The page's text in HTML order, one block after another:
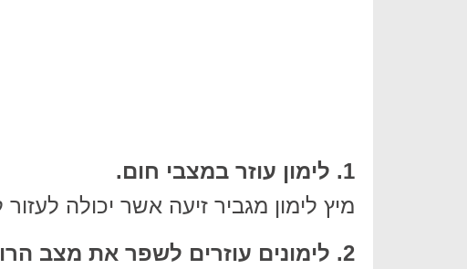
1. לימון עוזר במצבי חום.
מיץ לימון מגביר זיעה אשר יכולה
2. לימונים עוזרים לשפר את מצב הרוח שלנו.